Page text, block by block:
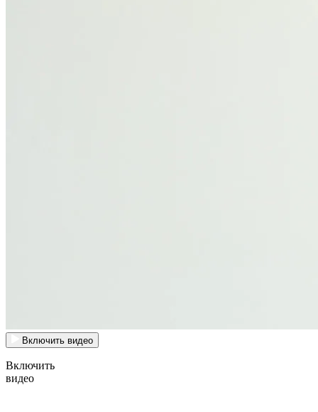
Включить видео
Включить
видео